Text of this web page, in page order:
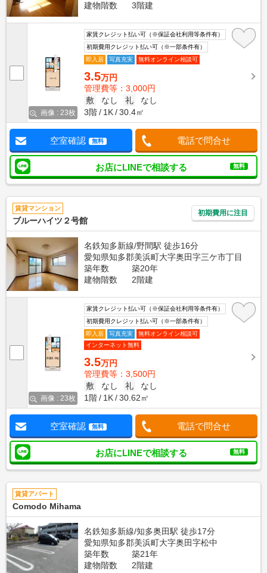
建物階数
3階建
画像 : 23枚
家賃クレジット払い可（※保証会社利用等条件有）
初期費用クレジット払い可（※一部条件有）
即入居
写真充実 無料オンライン相談可
3.5万円
管理費等：3,000円
敷
なし 礼
なし
3階
1K 30.4㎡
空室確認 無料 電話で問合せ
お店にLINEで相談する 無料
賃貸マンション
ブルーハイツ２号館
初期費用に注目
名鉄知多新線/野間駅 徒歩16分
愛知県知多郡美浜町大字奥田字三ケ市丁目
築年数
築20年
建物階数
2階建
画像 : 23枚
家賃クレジット払い可（※保証会社利用等条件有）
初期費用クレジット払い可（※一部条件有）
即入居
写真充実
無料オンライン相談可
インターネット無料
3.5万円
管理費等：3,500円
敷
なし 礼
なし
1階
1K 30.62㎡
空室確認 無料 電話で問合せ
お店にLINEで相談する 無料
賃貸アパート
Comodo Mihama
名鉄知多新線/知多奥田駅 徒歩17分
愛知県知多郡美浜町大字奥田字松中
築年数
築21年
建物階数
2階建